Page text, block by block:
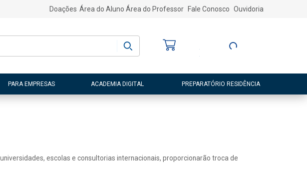
Doações Área do Aluno Área do Professor Fale Conosco Ouvidoria
Entre ou Cadastre-
PARA EMPRESAS ACADEMIA DIGITAL PREPARATÓRIO RESIDÊNCIA
escolas e consultorias internacionais, proporcionarão troca de